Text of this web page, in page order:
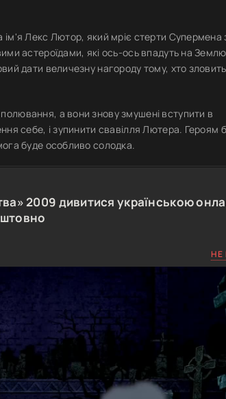
Лекс Лютор, який мріє стерти Супермена
астероїдами, які ось-ось впадуть на
дати величезну нагороду тому, хто зловить
а вони знову змушені вступити в
себе, і зупинити свавілля Лютера. Героям
буде особливо солодка.
2009 дивитися українською
НЕ